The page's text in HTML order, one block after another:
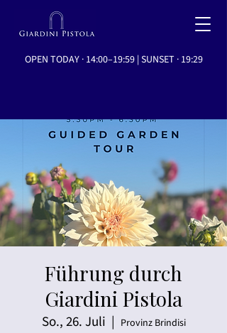
OPEN TODAY · 14:00–19:59 | SUNSET · 19:29
Führung durch
Giardini Pistola
So., 26. Juli
  |
Provinz Brindisi